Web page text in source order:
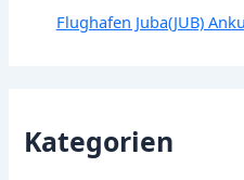
Flughafen Juba(JUB)
Kategorien